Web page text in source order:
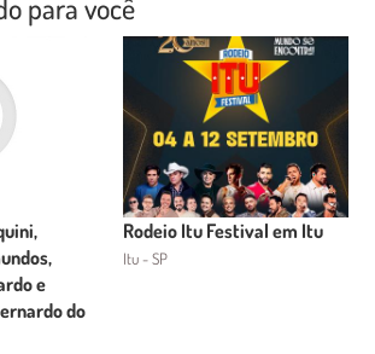
para você
e
do
Rodeio Itu Festival em Itu
Itu - SP